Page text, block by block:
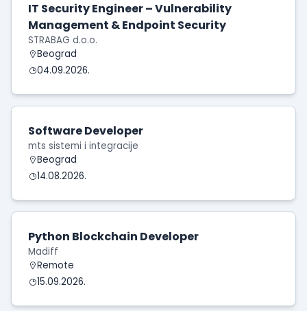
IT Security Engineer – Vulnerability
Management & Endpoint Security
STRABAG d.o.o.
Beograd
04.09.2026.
Software Developer
mts sistemi i integracije
Beograd
14.08.2026.
Python Blockchain Developer
Madiff
Remote
15.09.2026.